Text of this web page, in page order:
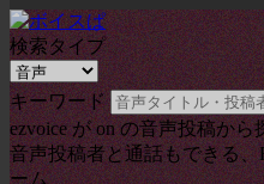
検索タイプ
キーワード
ezvoice が on の音声投稿から
音声投稿者と通話もできる
ーム